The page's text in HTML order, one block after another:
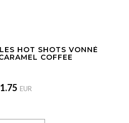
HOT SHOTS VONNÉ
COFFEE
1.75 EUR